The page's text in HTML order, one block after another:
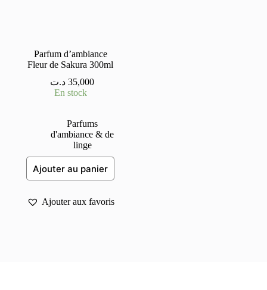
Parfum d’ambiance
Fleur de Sakura 300ml
35,000 د.ت
En stock
Parfums
d'ambiance & de
linge
Ajouter au panier
Ajouter aux favoris